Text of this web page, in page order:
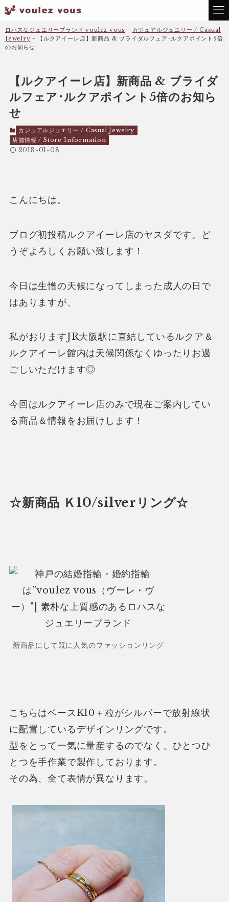
ロハスなジュエリーブランド voulez vous - カジュアルジュエリー / Casual
Jewelry -
【ルクアイーレ店】新商品 & ブライダルフェア･ルクアポイント5倍
のお知らせ
【ルクアイーレ店】新商品 & ブライダ
ルフェア･ルクアポイント5倍のお知ら
せ
カジュアルジュエリー / Casual Jewelry
店舗情報 / Store Information
2018-01-08
こんにちは。
ブログ初投稿ルクアイーレ店のヤスダです。ど
うぞよろしくお願い致します！
今日は生憎の天候になってしまった成人の日で
はありますが、
私がおりますJR大阪駅に直結しているルクア＆
ルクアイーレ館内は天候関係なくゆったりお過
ごしいただけます◎
今回はルクアイーレ店のみで現在ご案内してい
る商品＆情報をお届けします！
☆新商品 Ｋ10/silverリング☆
新商品にして既に人気のファッションリング
こちらはベースK10＋粒がシルバーで放射線状
に配置しているデザインリングです。
型をとって一気に量産するのでなく、ひとつひ
とつを手作業で製作しております。
その為、全て表情が異なります。